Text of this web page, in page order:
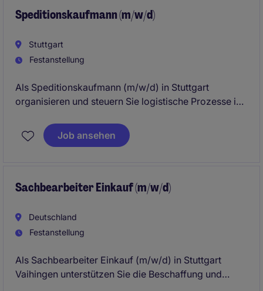
Speditionskaufmann (m/w/d)
Stuttgart
Festanstellung
Als Speditionskaufmann (m/w/d) in Stuttgart
organisieren und steuern Sie logistische Prozesse im
Sie maßgeblich dazu bei, dass Waren und
Dienstleistungen termingerecht und effizient
Job ansehen
Sachbearbeiter Einkauf (m/w/d)
Deutschland
Festanstellung
Als Sachbearbeiter Einkauf (m/w/d) in Stuttgart
Vaihingen unterstützen Sie die Beschaffung und